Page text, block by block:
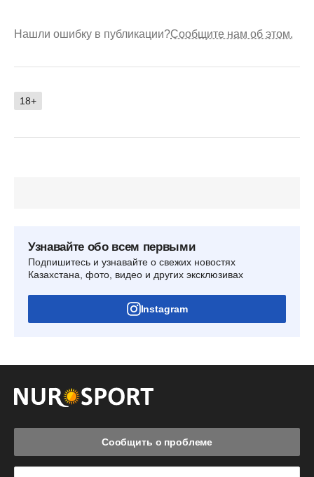
Нашли ошибку в публикации?Сообщите нам об этом.
18+
Узнавайте обо всем первыми
Подпишитесь и узнавайте о свежих новостях
Казахстана, фото, видео и других эксклюзивах
Instagram
Сообщить о проблеме